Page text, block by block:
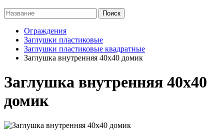
Поиск
Ограждения
Заглушки пластиковые
Заглушки пластиковые квадратные
Заглушка внутренняя 40х40 домик
Заглушка внутренняя 40х40
домик